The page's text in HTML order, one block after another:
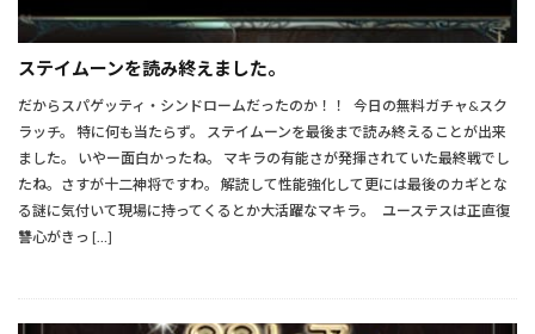
ステイムーンを読み終えました。
だからスパゲッティ・シンドロームだったのか！！ 今日の無料ガチャ&スク
ラッチ。 特に何も当たらず。 ステイムーンを最後まで読み終えることが出来
ました。 いやー面白かったね。 マキラの有能さが発揮されていた最終戦でし
たね。さすが十二神将ですわ。 解読して性能強化して更には最後のカギとな
る謎に気付いて現場に持ってくるとか大活躍なマキラ。 ユーステスは正直復
讐心がきっ […]